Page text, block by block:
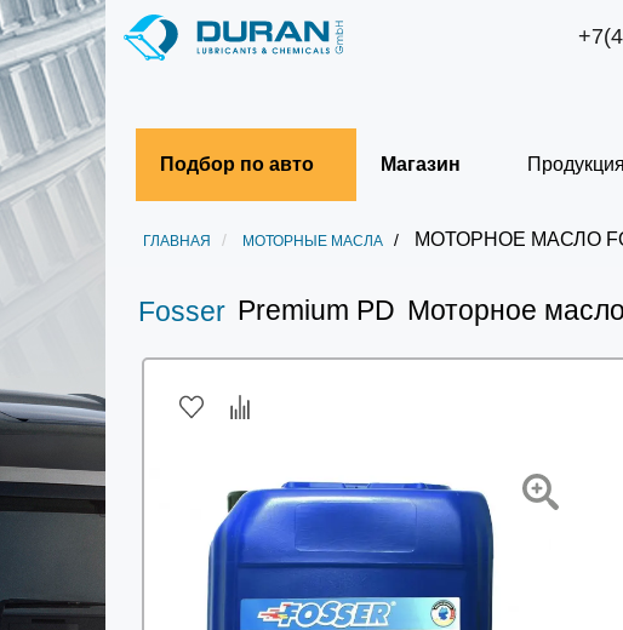
Подбор по авто Магазин Продукция
ГЛАВНАЯ МОТОРНЫЕ МАСЛА МОТОРНОЕ МАСЛО
Fosser Premium PD Моторное